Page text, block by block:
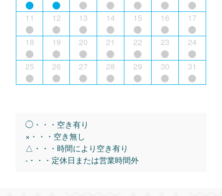
11 12 13 14 15 16 17
18 19 20 21 22 23 24
25 26 27 28 29 30 31
◯・・・空き有り
×・・・空き無し
△・・・時間により空き有り
-・・・定休日または営業時間外